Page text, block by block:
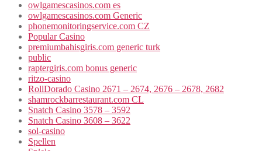
owlgamescasinos.com es
owlgamescasinos.com Generic
phonemonitoringservice.com CZ
Popular Casino
premiumbahisgiris.com generic turk
public
raptergiris.com bonus generic
ritzo-casino
RollDorado Casino 2671 – 2674, 2676 – 2678, 2682
shamrockbarrestaurant.com CL
Snatch Casino 3578 – 3592
Snatch Casino 3608 – 3622
sol-casino
Spellen